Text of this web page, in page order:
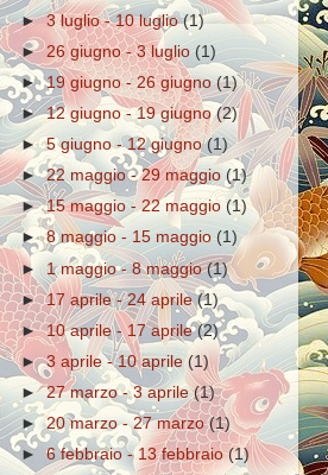
►3 luglio - 10 luglio(1)
►26 giugno - 3 luglio(1)
►19 giugno - 26 giugno(1)
►12 giugno - 19 giugno(2)
►5 giugno - 12 giugno(1)
►22 maggio - 29 maggio(1)
►15 maggio - 22 maggio(1)
►8 maggio - 15 maggio(1)
►1 maggio - 8 maggio(1)
►17 aprile - 24 aprile(1)
►10 aprile - 17 aprile(2)
►3 aprile - 10 aprile(1)
►27 marzo - 3 aprile(1)
►20 marzo - 27 marzo(1)
►6 febbraio - 13 febbraio(1)